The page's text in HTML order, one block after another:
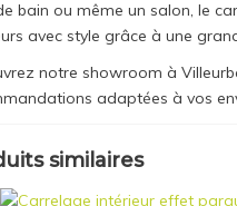
bain ou même un salon, le
avec style grâce à une
notre showroom à
adaptées à vos
similaires